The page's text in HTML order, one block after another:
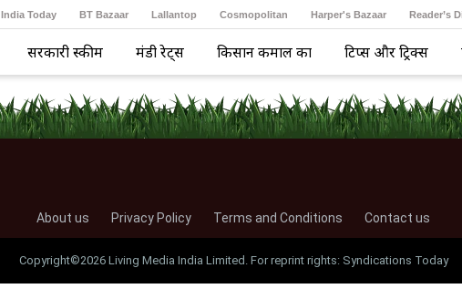
India Today BT Bazaar Lallantop Cosmopolitan Harper's Bazaar Reader’s
सरकारी स्कीम मंडी रेट्स किसान कमाल का टिप्स और ट्रिक्स
About us Privacy Policy Terms and Conditions Contact us
Copyright©2026 Living Media India Limited. For reprint rights: Syndications Today